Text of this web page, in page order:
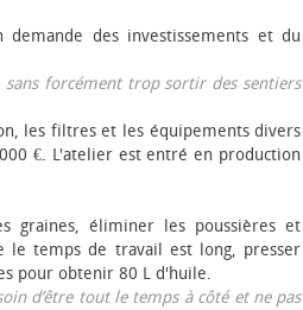
des investissements et du
sans forcément trop sortir des sentiers
les filtres et les équipements divers
€. L'atelier est entré en production
éliminer les poussières et
le temps de travail est long, presser
pour obtenir 80 L d'huile.
d’être tout le temps à côté et ne pas